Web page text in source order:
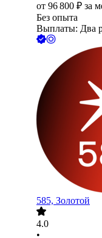
от 96 800 ₽ за
Без опыта
Выплаты: Два
585, Золотой
4.0
•